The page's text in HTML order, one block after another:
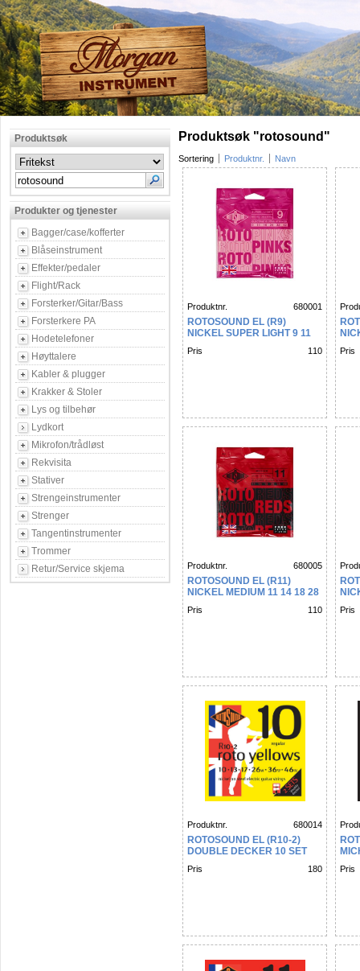
Produktsøk
Produkter og tjenester
Bagger/case/kofferter
Blåseinstrument
Effekter/pedaler
Flight/Rack
Forsterker/Gitar/Bass
Forsterkere PA
Hodetelefoner
Høyttalere
Kabler & plugger
Krakker & Stoler
Lys og tilbehør
Lydkort
Mikrofon/trådløst
Rekvisita
Stativer
Strengeinstrumenter
Strenger
Tangentinstrumenter
Trommer
Retur/Service skjema
Produktsøk "rotosound"
Sortering Produktnr. Navn
Produktnr. 680001
ROTOSOUND EL (R9)
NICKEL SUPER LIGHT 9 11
Pris 110 Pris
Produktnr. 680005
ROTOSOUND EL (R11)
NICKEL MEDIUM 11 14 18 28
Pris 110 Pris
Produktnr. 680014
ROTOSOUND EL (R10-2)
DOUBLE DECKER 10 SET
Pris 180 Pris